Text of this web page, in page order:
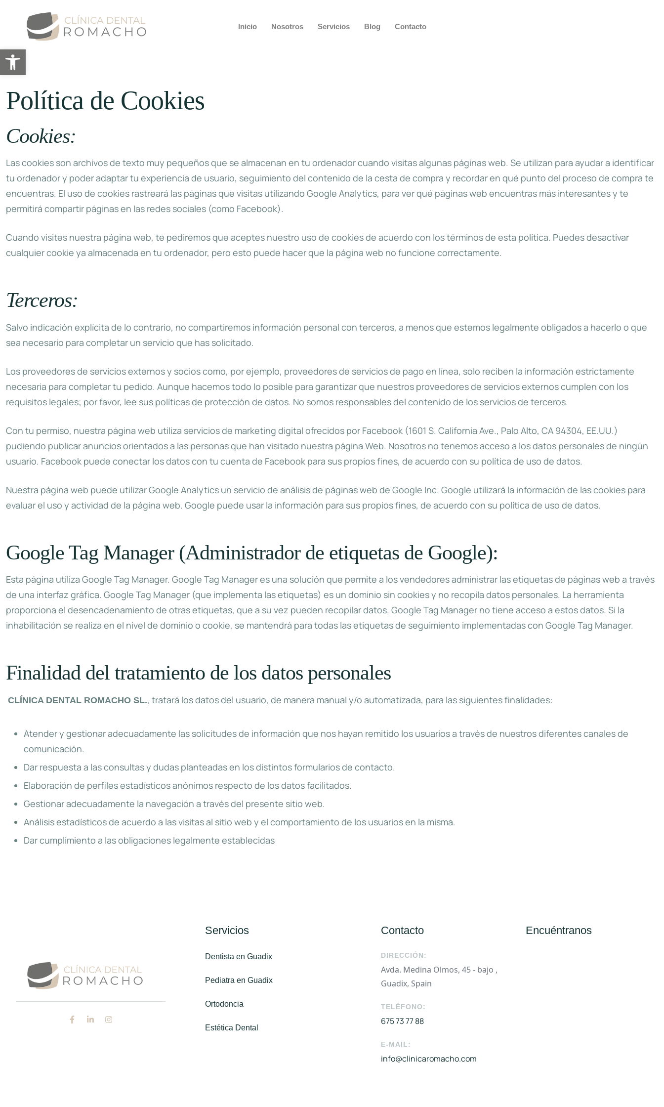
Abrir barra de herramientas
Inicio Nosotros Servicios Blog Contacto
Política de Cookies
Cookies:
Las cookies son archivos de texto muy pequeños que se almacenan en tu ordenador cuando visitas algunas páginas web. Se utilizan para ayudar a identificar
tu ordenador y poder adaptar tu experiencia de usuario, seguimiento del contenido de la cesta de compra y recordar en qué punto del proceso de compra te
encuentras. El uso de cookies rastreará las páginas que visitas utilizando Google Analytics, para ver qué páginas web encuentras más interesantes y te
permitirá compartir páginas en las redes sociales (como Facebook).
Cuando visites nuestra página web, te pediremos que aceptes nuestro uso de cookies de acuerdo con los términos de esta política. Puedes desactivar
cualquier cookie ya almacenada en tu ordenador, pero esto puede hacer que la página web no funcione correctamente.
Terceros:
Salvo indicación explícita de lo contrario, no compartiremos información personal con terceros, a menos que estemos legalmente obligados a hacerlo o que
sea necesario para completar un servicio que has solicitado.
Los proveedores de servicios externos y socios como, por ejemplo, proveedores de servicios de pago en línea, solo reciben la información estrictamente
necesaria para completar tu pedido. Aunque hacemos todo lo posible para garantizar que nuestros proveedores de servicios externos cumplen con los
requisitos legales; por favor, lee sus políticas de protección de datos. No somos responsables del contenido de los servicios de terceros.
Con tu permiso, nuestra página web utiliza servicios de marketing digital ofrecidos por Facebook (1601 S. California Ave., Palo Alto, CA 94304, EE.UU.)
pudiendo publicar anuncios orientados a las personas que han visitado nuestra página Web. Nosotros no tenemos acceso a los datos personales de ningún
usuario. Facebook puede conectar los datos con tu cuenta de Facebook para sus propios fines, de acuerdo con su política de uso de datos.
Nuestra página web puede utilizar Google Analytics un servicio de análisis de páginas web de Google Inc. Google utilizará la información de las cookies para
evaluar el uso y actividad de la página web. Google puede usar la información para sus propios fines, de acuerdo con su política de uso de datos.
Google Tag Manager (Administrador de etiquetas de Google):
Esta página utiliza Google Tag Manager. Google Tag Manager es una solución que permite a los vendedores administrar las etiquetas de páginas web a través
de una interfaz gráfica. Google Tag Manager (que implementa las etiquetas) es un dominio sin cookies y no recopila datos personales. La herramienta
proporciona el desencadenamiento de otras etiquetas, que a su vez pueden recopilar datos. Google Tag Manager no tiene acceso a estos datos. Si la
inhabilitación se realiza en el nivel de dominio o cookie, se mantendrá para todas las etiquetas de seguimiento implementadas con Google Tag Manager.
Finalidad del tratamiento de los datos personales
CLÍNICA DENTAL ROMACHO SL., tratará los datos del usuario, de manera manual y/o automatizada, para las siguientes finalidades:
Atender y gestionar adecuadamente las solicitudes de información que nos hayan remitido los usuarios a través de nuestros diferentes canales de
comunicación.
Dar respuesta a las consultas y dudas planteadas en los distintos formularios de contacto.
Elaboración de perfiles estadísticos anónimos respecto de los datos facilitados.
Gestionar adecuadamente la navegación a través del presente sitio web.
Análisis estadísticos de acuerdo a las visitas al sitio web y el comportamiento de los usuarios en la misma.
Dar cumplimiento a las obligaciones legalmente establecidas
Servicios
Dentista en Guadix
Pediatra en Guadix
Ortodoncia
Estética Dental
Contacto
DIRECCIÓN:
Avda. Medina Olmos, 45 - bajo ,
Guadix, Spain
TELÉFONO:
675 73 77 88
E-MAIL:
info@clinicaromacho.com
Encuéntranos